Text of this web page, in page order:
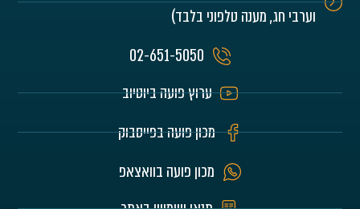
וערבי חג, מענה טלפוני בלבד)
02-651-5050
ערוץ פועה ביוטיוב
מכון פועה בפייסבוק
מכון פועה בוואצאפ